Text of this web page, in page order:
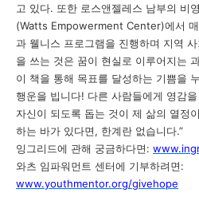
고 있다. 또한 로스앤젤레스 남부의 비
(Watts Empowerment Center)에서
과 웰니스 프로그램을 진행하며 지역
을 쓰는 것은 꿈이 현실로 이루어지는
이 책을 통해 목표를 달성하는 기쁨을
행운을 빕니다! 다른 사람들에게 영감
자신이 되도록 돕는 것이 제 삶의 열정
하는 바가 있다면, 한계란 없습니다.”
잉그리드에 관해 궁금하다면:
와츠 임파워먼트 센터에 기부하려면:
www.youthmentor.org/givehope